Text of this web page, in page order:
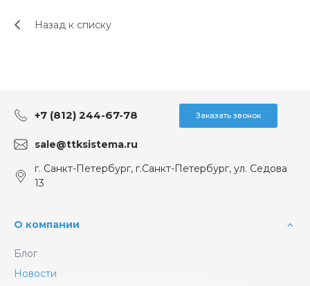
Назад к списку
+7 (812) 244-67-78 Заказать звонок
sale@ttksistema.ru
г. Санкт-Петербург, г.Санкт-Петербург, ул. Седова
13
О компании
Блог
Новости